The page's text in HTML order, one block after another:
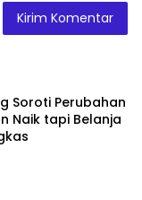
Soroti Perubahan
Naik tapi Belanja